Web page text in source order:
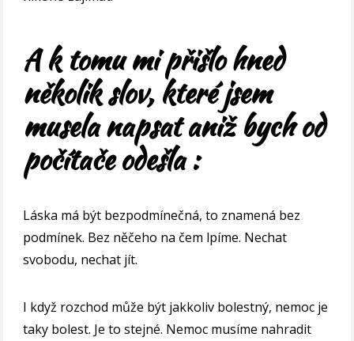
A k tomu mi přišlo hned
několik slov, které jsem
musela napsat aniž bych od
počítače odešla :
Láska má být bezpodmínečná, to znamená bez
podmínek. Bez něčeho na čem lpíme. Nechat
svobodu, nechat jít.
I když rozchod může být jakkoliv bolestný, nemoc je
taky bolest. Je to stejné. Nemoc musíme nahradit